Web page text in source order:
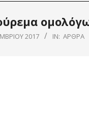
2017 IN: ΆΡΘΡΑ